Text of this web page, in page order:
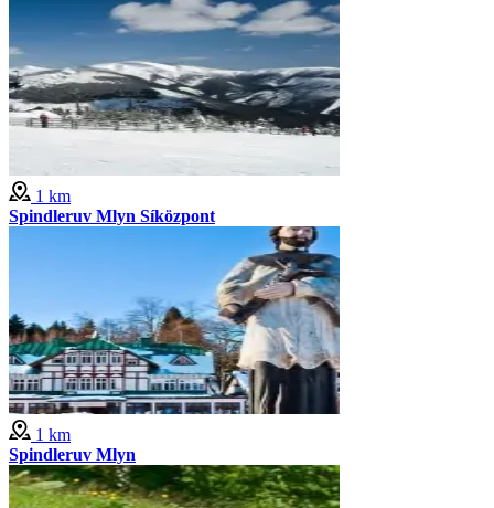
1 km
Spindleruv Mlyn Síközpont
1 km
Spindleruv Mlyn